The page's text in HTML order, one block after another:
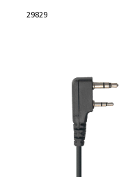
29829